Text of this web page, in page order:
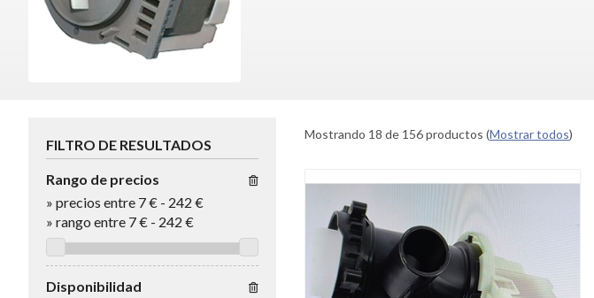
Mostrando 18 de 156 productos (Mostrar todos)
FILTRO DE RESULTADOS
Rango de precios
» precios entre 7 € - 242 €
» rango entre 7€ - 242 €
Disponibilidad